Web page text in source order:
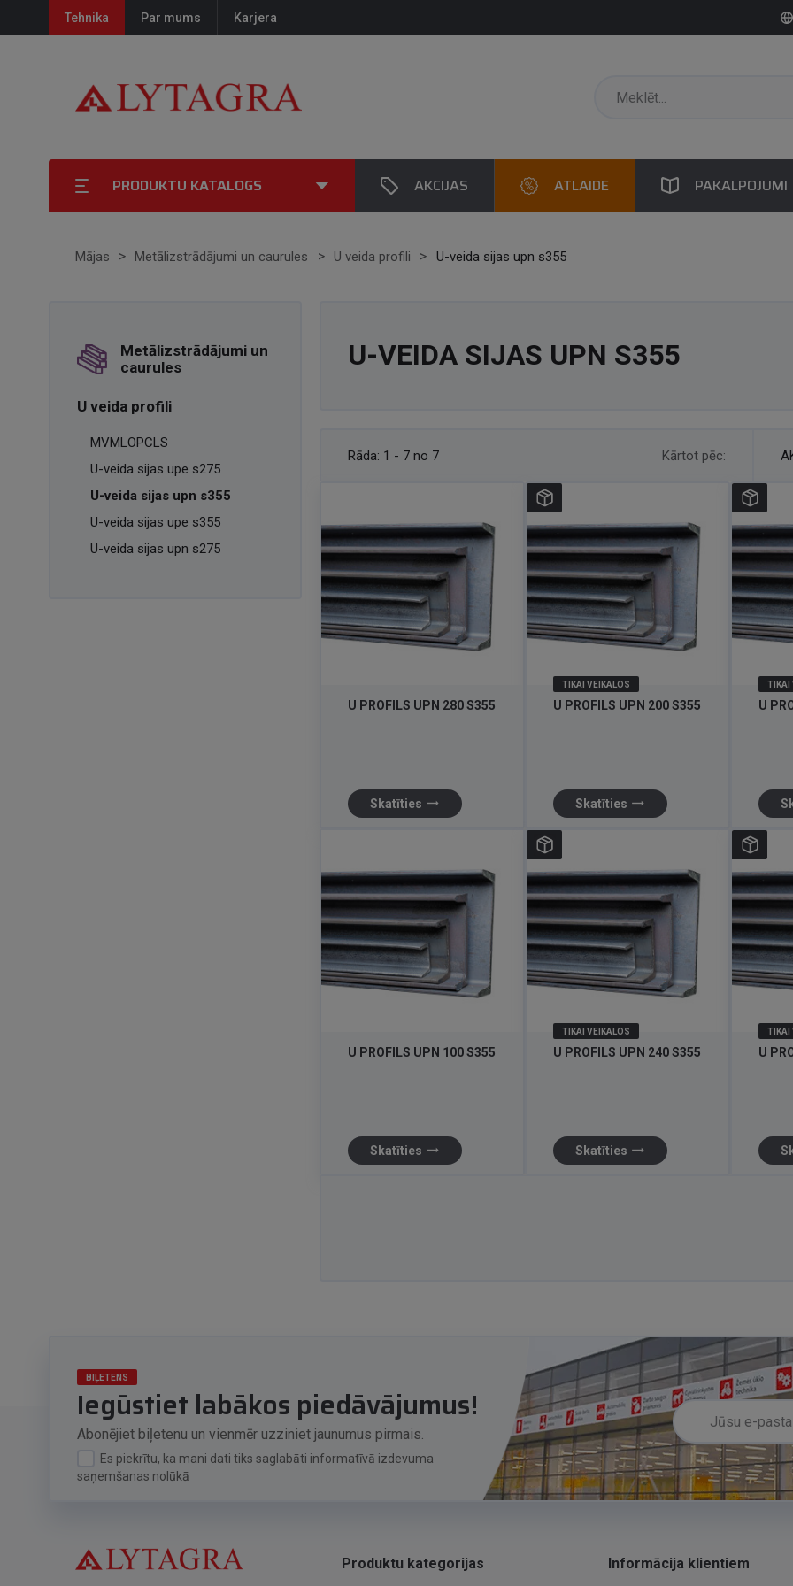
Tehnika Par mums Karjera
PRODUKTU KATALOGS AKCIJAS ATLAIDE PAKALPOJUMI
Mājas Metālizstrādājumi un caurules U veida profili U-veida sijas upn s355
Metālizstrādājumi un
caurules
U veida profili
MVMLOPCLS
U-veida sijas upe s275
U-veida sijas upn s355
U-veida sijas upe s355
U-veida sijas upn s275
U-VEIDA SIJAS UPN S355
Rāda: 1 - 7 no 7 Kārtot pēc:
U PROFILS UPN 280 S355
Skatīties trending_flat
TIKAI VEIKALOS
U PROFILS UPN 200 S355
Skatīties trending_flat
TIKAI
U
U PROFILS UPN 100 S355
Skatīties trending_flat
TIKAI VEIKALOS
U PROFILS UPN 240 S355
Skatīties trending_flat
U
BIĻETENS
Iegūstiet labākos piedāvājumus!
Abonējiet biļetenu un vienmēr uzziniet jaunumus pirmais.
Es piekrītu, ka mani dati tiks saglabāti informatīvā izdevuma
saņemšanas nolūkā
Produktu kategorijas Informācija klientiem